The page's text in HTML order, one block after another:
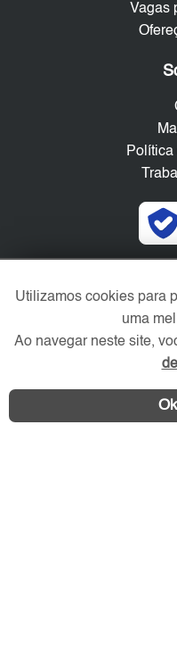
Vagas
Utilizamos cookies para
uma
Ao navegar neste site,